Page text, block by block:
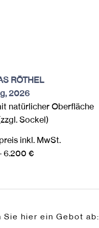
RÖTHEL
2026
natürlicher Oberfläche
Sockel)
inkl. MwSt.
6.200 €
Sie hier ein Gebot ab: